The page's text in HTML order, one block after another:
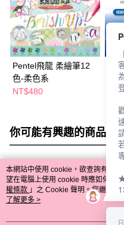
Pentel飛龍 柔繪筆12
色-柔色系
NT$480
修
你可能有興趣的商品 全
熱門標籤
本網站中使用 cookie，欲查詢有關
望在電腦上使用 cookie 時應如何變
權條款 」之 Cookie 聲明。您繼續
用條款之 Cookie 聲明使用 cookie。
了解更多 >